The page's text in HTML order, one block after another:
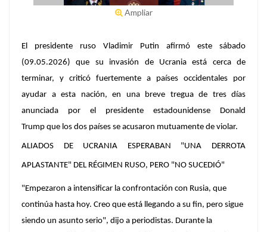
Ampliar
El presidente ruso Vladimir Putin afirmó este sábado
(09.05.2026) que su invasión de Ucrania está cerca de
terminar, y criticó fuertemente a países occidentales por
ayudar a esta nación, en una breve tregua de tres días
anunciada por el presidente estadounidense Donald
Trump que los dos países se acusaron mutuamente de violar.
ALIADOS DE UCRANIA ESPERABAN "UNA DERROTA
APLASTANTE" DEL RÉGIMEN RUSO, PERO "NO SUCEDIÓ"
"Empezaron a intensificar la confrontación con Rusia, que
continúa hasta hoy. Creo que está llegando a su fin, pero sigue
siendo un asunto serio", dijo a periodistas. Durante la